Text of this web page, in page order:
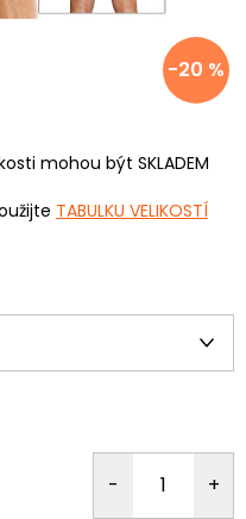
-20 %
mohou být SKLADEM
TABULKU VELIKOSTÍ